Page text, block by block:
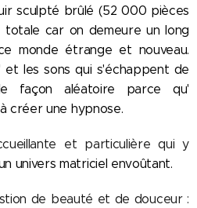
sculpté brûlé (52 000 pièces
totale car on demeure un long
monde étrange et nouveau.
et les sons qui s'échappent de
façon aléatoire parce qu'
créer une hypnose.
et particulière qui y
univers matriciel envoûtant.
de beauté et de douceur :